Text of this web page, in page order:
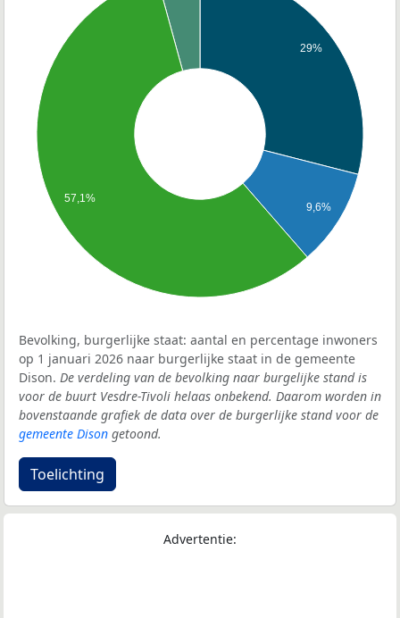
29%
9,6%
57,1%
Bevolking, burgerlijke staat: aantal en percentage inwoners
op 1 januari 2026 naar burgerlijke staat in de gemeente
Dison. De verdeling van de bevolking naar burgelijke stand is
voor de buurt Vesdre-Tivoli helaas onbekend. Daarom worden in
bovenstaande grafiek de data over de burgerlijke stand voor de
gemeente Dison getoond.
Toelichting
Advertentie: